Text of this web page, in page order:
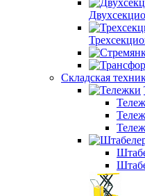
Складская